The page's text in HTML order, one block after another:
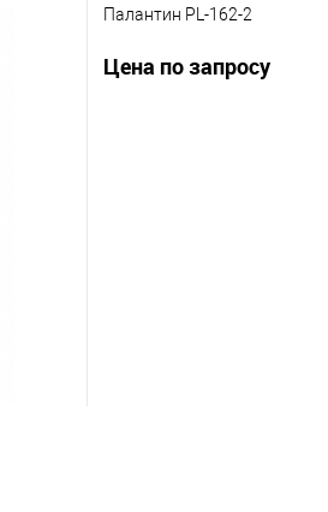
Палантин PL-162-2
Цена по запросу